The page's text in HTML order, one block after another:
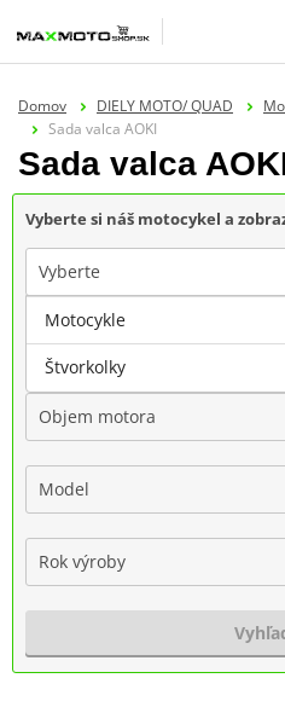
Domov DIELY MOTO/ QUAD
Sada valca AOKI
Sada valca
Vyberte si náš motocykel a
Vyberte
Značka
Objem motora
Model
Rok výroby
Motocykle
Štvorkolky